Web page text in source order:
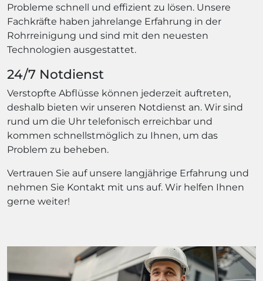
Probleme schnell und effizient zu lösen. Unsere
Fachkräfte haben jahrelange Erfahrung in der
Rohrreinigung und sind mit den neuesten
Technologien ausgestattet.
24/7 Notdienst
Verstopfte Abflüsse können jederzeit auftreten,
deshalb bieten wir unseren Notdienst an. Wir sind
rund um die Uhr telefonisch erreichbar und
kommen schnellstmöglich zu Ihnen, um das
Problem zu beheben.
Vertrauen Sie auf unsere langjährige Erfahrung und
nehmen Sie Kontakt mit uns auf. Wir helfen Ihnen
gerne weiter!